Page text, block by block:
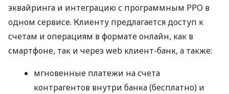
эквайринга и интеграцию с программным РРО в
одном сервисе. Клиенту предлагается доступ к
счетам и операциям в формате онлайн, как в
смартфоне, так и через web клиент-банк, а также:
мгновенные платежи на счета
контрагентов внутри банка (бесплатно) и